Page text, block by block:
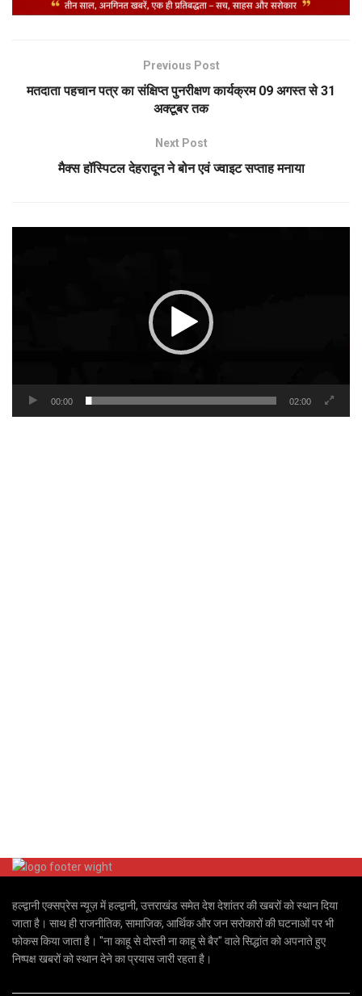
Previous Post
मतदाता पहचान पत्र का संक्षिप्त पुनरीक्षण कार्यक्रम 09 अगस्त से 31
अक्टूबर तक
Next Post
मैक्स हॉस्पिटल देहरादून ने बोन एवं ज्वाइट सप्ताह मनाया
00:00 02:00
हल्द्वानी एक्सप्रेस न्यूज़ में हल्द्वानी, उत्तराखंड समेत देश देशांतर की खबरों को स्थान दिया
जाता है। साथ ही राजनीतिक, सामाजिक, आर्थिक और जन सरोकारों की घटनाओं पर भी
फोकस किया जाता है। "ना काहू से दोस्ती ना काहू से बैर" वाले सिद्धांत को अपनाते हुए
निष्पक्ष खबरों को स्थान देने का प्रयास जारी रहता है।